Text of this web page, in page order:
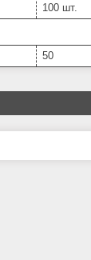
100 шт.
50